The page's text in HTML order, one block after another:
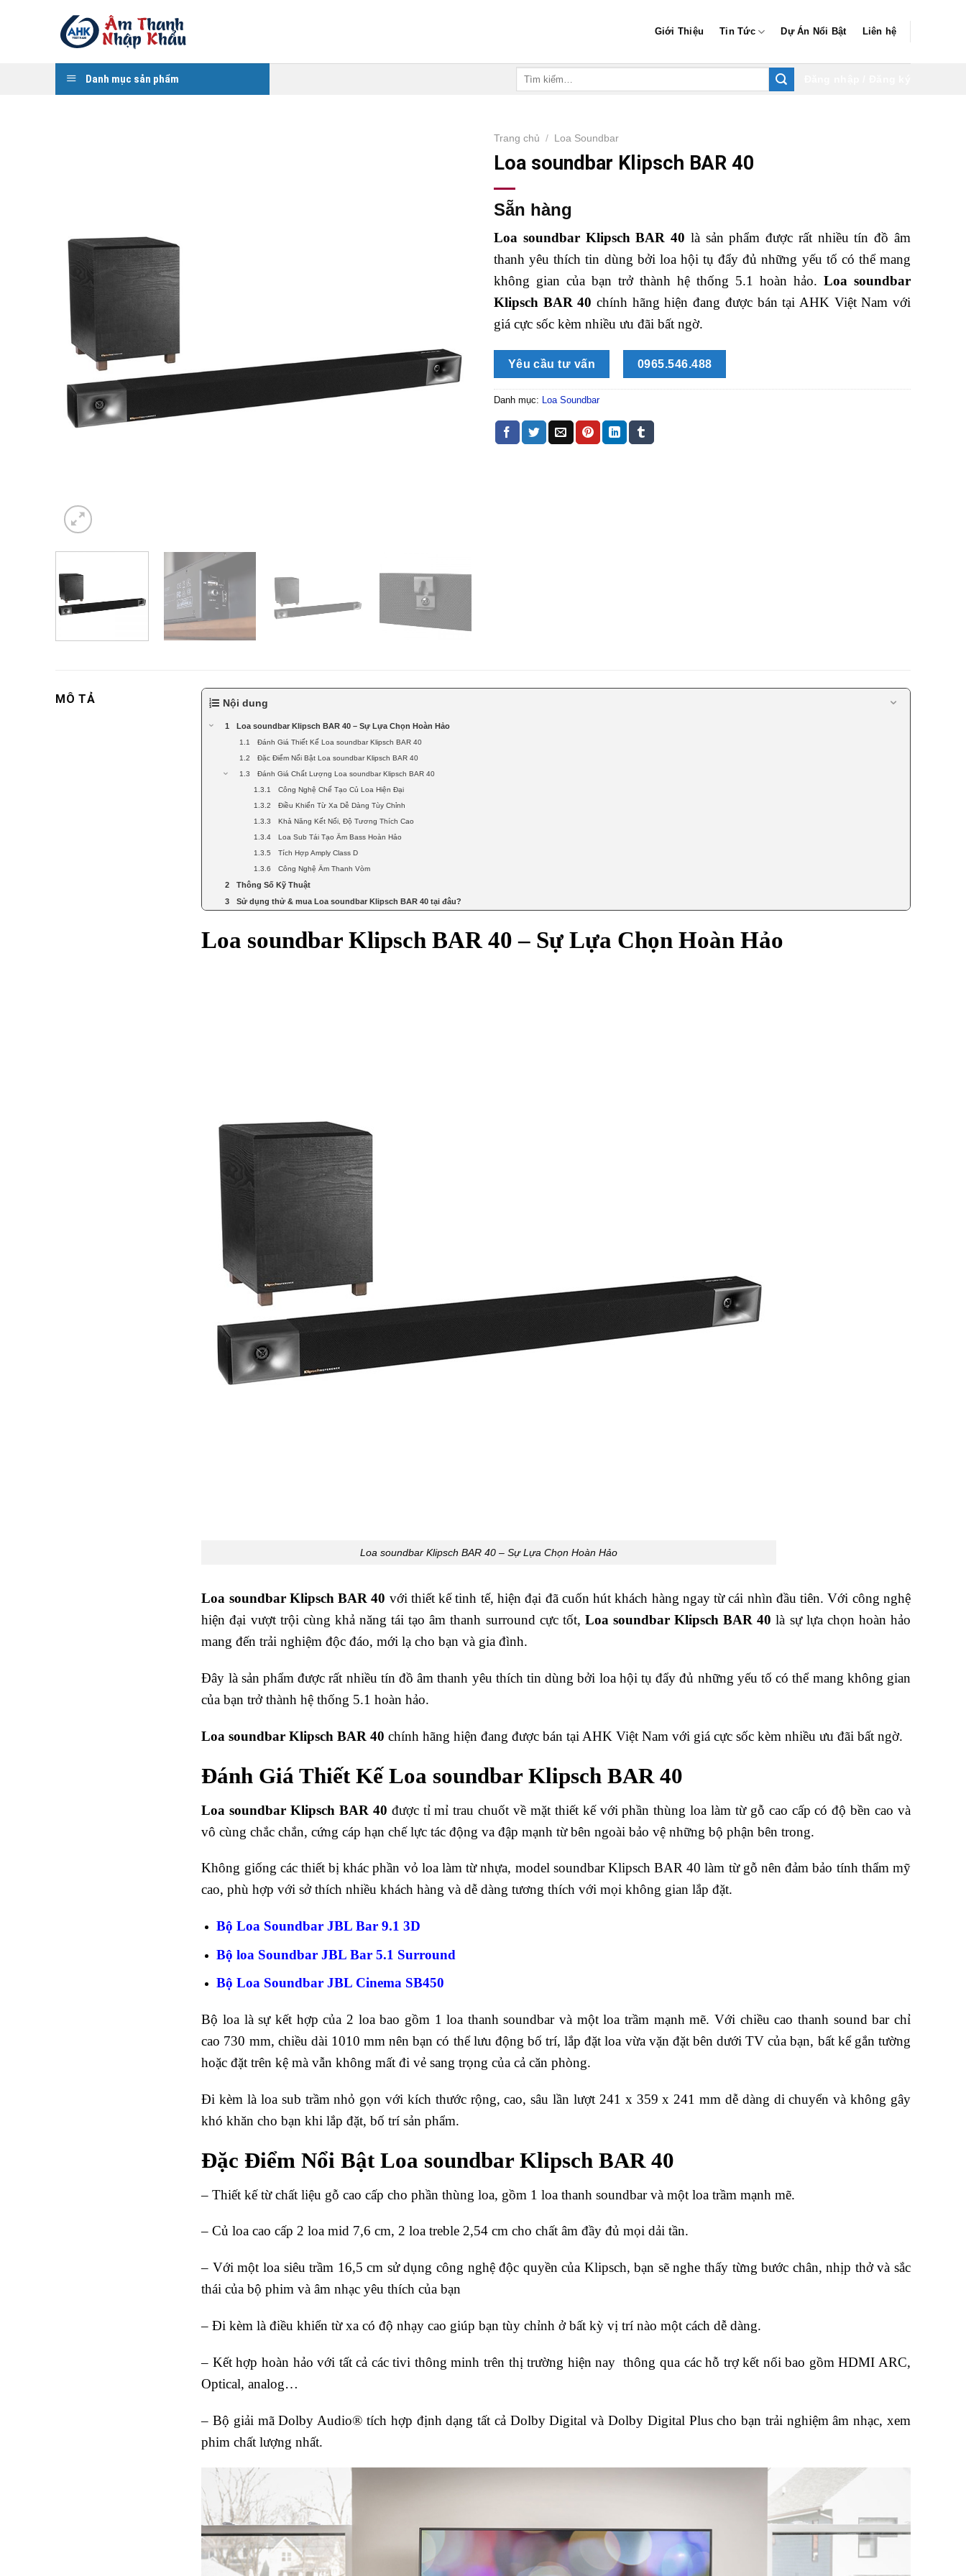
Giới Thiệu Tin Tức Dự Án Nổi Bật Liên hệ
Danh mục sản phẩm
Trang chủ / Loa Soundbar
Loa soundbar Klipsch BAR 40
Sẵn hàng
Loa soundbar Klipsch BAR 40 là sản phẩm được rất nhiều tín đồ âm
thanh yêu thích tin dùng bởi loa hội tụ đẩy đủ những yếu tố có thể mang
không gian của bạn trở thành hệ thống 5.1 hoàn hảo. Loa soundbar
Klipsch BAR 40 chính hãng hiện đang được bán tại AHK Việt Nam với
giá cực sốc kèm nhiều ưu đãi bất ngờ.
Yêu cầu tư vấn 0965.546.488
Danh mục: Loa Soundbar
MÔ TẢ Nội dung
Loa soundbar Klipsch BAR 40 – Sự Lựa Chọn Hoàn Hảo
Đánh Giá Thiết Kế Loa soundbar Klipsch BAR 40
Đặc Điểm Nổi Bật Loa soundbar Klipsch BAR 40
Đánh Giá Chất Lượng Loa soundbar Klipsch BAR 40
Công Nghệ Chế Tạo Củ Loa Hiện Đại
Điều Khiển Từ Xa Dễ Dàng Tùy Chỉnh
Khả Năng Kết Nối, Độ Tương Thích Cao
Loa Sub Tái Tạo Âm Bass Hoàn Hảo
Tích Hợp Amply Class D
Công Nghệ Âm Thanh Vòm
Thông Số Kỹ Thuật
Sử dụng thử & mua Loa soundbar Klipsch BAR 40 tại đâu?
Loa soundbar Klipsch BAR 40 – Sự Lựa Chọn Hoàn Hảo
Loa soundbar Klipsch BAR 40 – Sự Lựa Chọn Hoàn Hảo
Loa soundbar Klipsch BAR 40 với thiết kế tinh tế, hiện đại đã cuốn hút khách hàng ngay từ cái nhìn đầu tiên. Với công nghệ
hiện đại vượt trội cùng khả năng tái tạo âm thanh surround cực tốt, Loa soundbar Klipsch BAR 40 là sự lựa chọn hoàn hảo
mang đến trải nghiệm độc đáo, mới lạ cho bạn và gia đình.
Đây là sản phẩm được rất nhiều tín đồ âm thanh yêu thích tin dùng bởi loa hội tụ đẩy đủ những yếu tố có thể mang không gian
của bạn trở thành hệ thống 5.1 hoàn hảo.
Loa soundbar Klipsch BAR 40 chính hãng hiện đang được bán tại AHK Việt Nam với giá cực sốc kèm nhiều ưu đãi bất ngờ.
Đánh Giá Thiết Kế Loa soundbar Klipsch BAR 40
Loa soundbar Klipsch BAR 40 được tỉ mỉ trau chuốt về mặt thiết kế với phần thùng loa làm từ gỗ cao cấp có độ bền cao và
vô cùng chắc chắn, cứng cáp hạn chế lực tác động va đập mạnh từ bên ngoài bảo vệ những bộ phận bên trong.
Không giống các thiết bị khác phần vỏ loa làm từ nhựa, model soundbar Klipsch BAR 40 làm từ gỗ nên đảm bảo tính thẩm mỹ
cao, phù hợp với sở thích nhiều khách hàng và dễ dàng tương thích với mọi không gian lắp đặt.
Bộ Loa Soundbar JBL Bar 9.1 3D
Bộ loa Soundbar JBL Bar 5.1 Surround
Bộ Loa Soundbar JBL Cinema SB450
Bộ loa là sự kết hợp của 2 loa bao gồm 1 loa thanh soundbar và một loa trầm mạnh mẽ. Với chiều cao thanh sound bar chỉ
cao 730 mm, chiều dài 1010 mm nên bạn có thể lưu động bố trí, lắp đặt loa vừa vặn đặt bên dưới TV của bạn, bất kể gắn tường
hoặc đặt trên kệ mà vẫn không mất đi vẻ sang trọng của cả căn phòng.
Đi kèm là loa sub trầm nhỏ gọn với kích thước rộng, cao, sâu lần lượt 241 x 359 x 241 mm dễ dàng di chuyển và không gây
khó khăn cho bạn khi lắp đặt, bố trí sản phẩm.
Đặc Điểm Nổi Bật Loa soundbar Klipsch BAR 40
– Thiết kế từ chất liệu gỗ cao cấp cho phần thùng loa, gồm 1 loa thanh soundbar và một loa trầm mạnh mẽ.
– Củ loa cao cấp 2 loa mid 7,6 cm, 2 loa treble 2,54 cm cho chất âm đầy đủ mọi dải tần.
– Với một loa siêu trầm 16,5 cm sử dụng công nghệ độc quyền của Klipsch, bạn sẽ nghe thấy từng bước chân, nhịp thở và sắc
thái của bộ phim và âm nhạc yêu thích của bạn
– Đi kèm là điều khiển từ xa có độ nhạy cao giúp bạn tùy chỉnh ở bất kỳ vị trí nào một cách dễ dàng.
– Kết hợp hoàn hảo với tất cả các tivi thông minh trên thị trường hiện nay thông qua các hỗ trợ kết nối bao gồm HDMI ARC,
Optical, analog…
– Bộ giải mã Dolby Audio® tích hợp định dạng tất cả Dolby Digital và Dolby Digital Plus cho bạn trải nghiệm âm nhạc, xem
phim chất lượng nhất.